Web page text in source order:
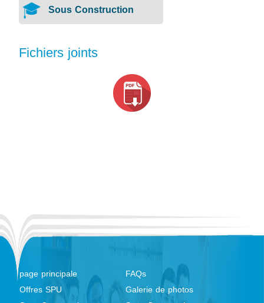
Sous Construction
Fichiers joints
page principale
FAQs
Offres SPU
Galerie de photos